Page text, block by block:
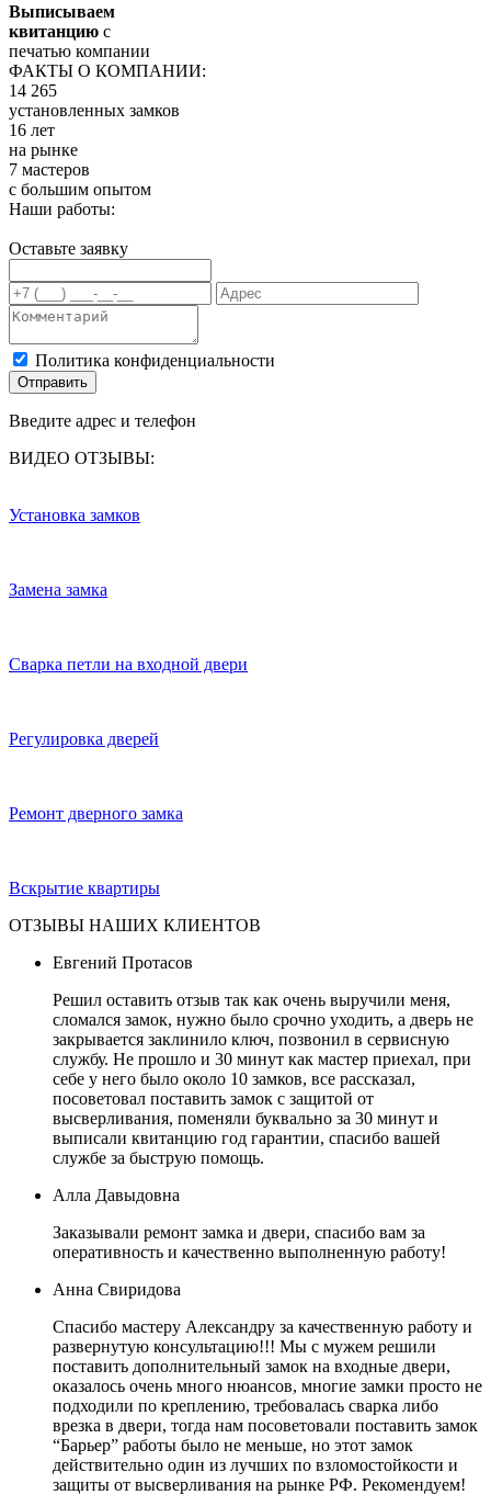
Выписываем
квитанцию с
печатью компании
ФАКТЫ О КОМПАНИИ:
14 265
установленных замков
16 лет
на рынке
7 мастеров
с большим опытом
Наши работы:
Оставьте заявку
Политика конфиденциальности
Отправить
Введите адрес и телефон
ВИДЕО ОТЗЫВЫ:
Установка замков
Замена замка
Сварка петли на входной двери
Регулировка дверей
Ремонт дверного замка
Вскрытие квартиры
ОТЗЫВЫ НАШИХ КЛИЕНТОВ
Евгений Протасов
Решил оставить отзыв так как очень выручили меня,
сломался замок, нужно было срочно уходить, а дверь не
закрывается заклинило ключ, позвонил в сервисную
службу. Не прошло и 30 минут как мастер приехал, при
себе у него было около 10 замков, все рассказал,
посоветовал поставить замок с защитой от
высверливания, поменяли буквально за 30 минут и
выписали квитанцию год гарантии, спасибо вашей
службе за быструю помощь.
Алла Давыдовна
Заказывали ремонт замка и двери, спасибо вам за
оперативность и качественно выполненную работу!
Анна Свиридова
Спасибо мастеру Александру за качественную работу и
развернутую консультацию!!! Мы с мужем решили
поставить дополнительный замок на входные двери,
оказалось очень много нюансов, многие замки просто не
подходили по креплению, требовалась сварка либо
врезка в двери, тогда нам посоветовали поставить замок
“Барьер” работы было не меньше, но этот замок
действительно один из лучших по взломостойкости и
защиты от высверливания на рынке РФ. Рекомендуем!